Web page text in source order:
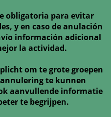
obligatoria para evitar
y en caso de anulación
información adicional
la actividad.
om te grote groepen
te kunnen
aanvullende informatie
te begrijpen.